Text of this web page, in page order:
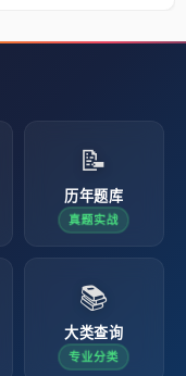
📝
历年题库
真题实战
📚
大类查询
专业分类